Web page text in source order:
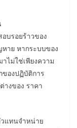
บรอยร้าวของ
าย หากระบบของ
ไม่ใช่เพียงความ
ของปฏิบัติการ
างของ ราคา
แทนจำหน่าย